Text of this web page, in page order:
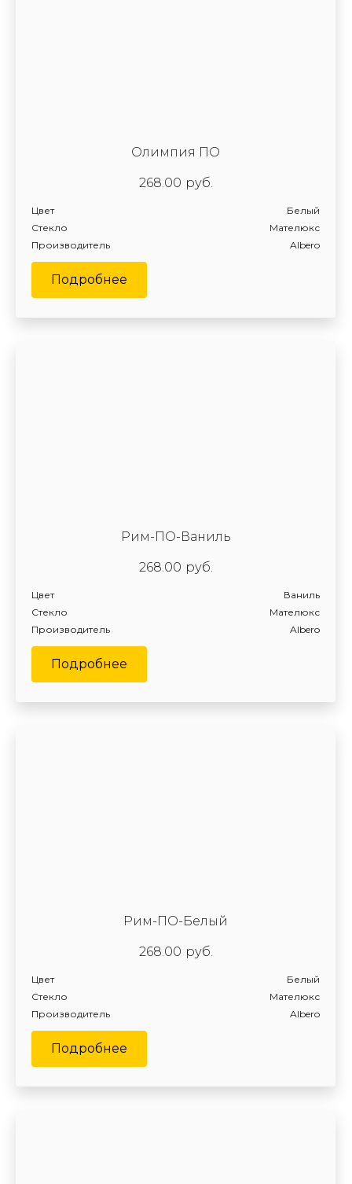
Олимпия ПО
руб.
268.00
Цвет Белый
Производитель Albero
Стекло Мателюкс
Подробнее
Рим-ПО-Ваниль
руб.
268.00
Цвет Ваниль
Производитель Albero
Стекло Мателюкс
Подробнее
Рим-ПО-Белый
руб.
268.00
Цвет Белый
Производитель Albero
Стекло Мателюкс
Подробнее